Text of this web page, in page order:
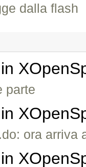
dalla flash
parte
ora arriva